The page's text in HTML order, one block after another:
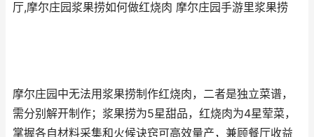
厅,摩尔庄园浆果捞如何做红烧肉 摩尔庄园手游里浆果捞
摩尔庄园中无法用浆果捞制作红烧肉，二者是独立菜谱，
需分别解开制作；浆果捞为5星甜品，红烧肉为4星荤菜，
掌握各自材料采集和火候诀窍可高效量产，兼顾餐厅收益